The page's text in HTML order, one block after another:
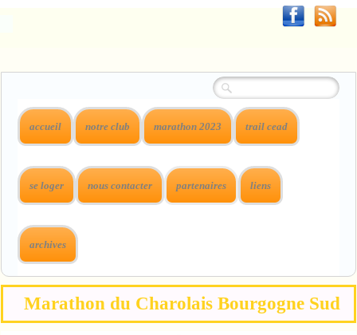
accueil notre club marathon 2023 trail cead
se loger nous contacter partenaires liens
archives
Marathon du Charolais Bourgogne Sud